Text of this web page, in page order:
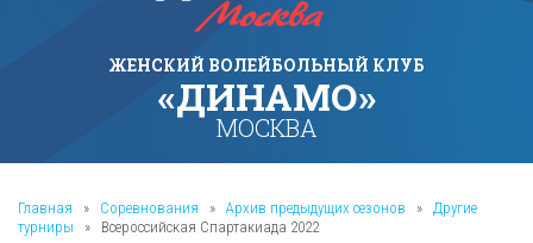
ЖЕНСКИЙ ВОЛЕЙБОЛЬНЫЙ КЛУБ
«ДИНАМО»
МОСКВА
Главная » Соревнования » Архив предыдущих сезонов » Другие
турниры
» Всероссийская Спартакиада 2022